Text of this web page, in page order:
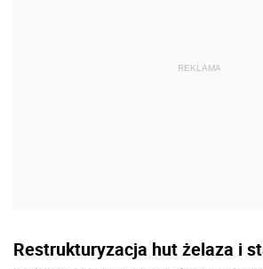
Restrukturyzacja hut żelaza i